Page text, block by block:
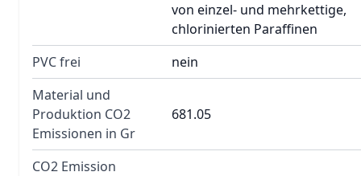
von einzel- und mehrkettige,
chlorinierten Paraffinen
PVC frei
nein
Material und
Produktion CO2
Emissionen in Gr
681.05
CO2 Emission